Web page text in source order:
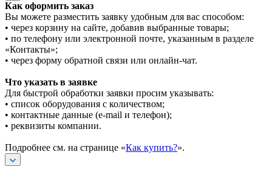
Как оформить заказ
Вы можете разместить заявку удобным для вас способом:
• через корзину на сайте, добавив выбранные товары;
• по телефону или электронной почте, указанным в разделе
«Контакты»;
• через форму обратной связи или онлайн-чат.
Что указать в заявке
Для быстрой обработки заявки просим указывать:
• список оборудования с количеством;
• контактные данные (e-mail и телефон);
• реквизиты компании.
Подробнее см. на странице «Как купить?».